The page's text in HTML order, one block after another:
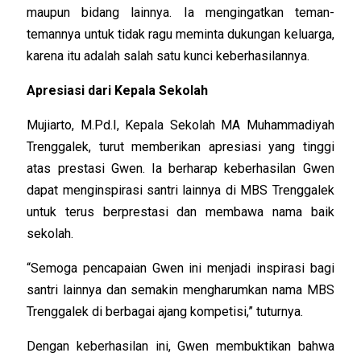
maupun bidang lainnya. Ia mengingatkan teman-
temannya untuk tidak ragu meminta dukungan keluarga,
karena itu adalah salah satu kunci keberhasilannya.
Apresiasi dari Kepala Sekolah
Mujiarto, M.Pd.I, Kepala Sekolah MA Muhammadiyah
Trenggalek, turut memberikan apresiasi yang tinggi
atas prestasi Gwen. Ia berharap keberhasilan Gwen
dapat menginspirasi santri lainnya di MBS Trenggalek
untuk terus berprestasi dan membawa nama baik
sekolah.
“Semoga pencapaian Gwen ini menjadi inspirasi bagi
santri lainnya dan semakin mengharumkan nama MBS
Trenggalek di berbagai ajang kompetisi,” tuturnya.
Dengan keberhasilan ini, Gwen membuktikan bahwa